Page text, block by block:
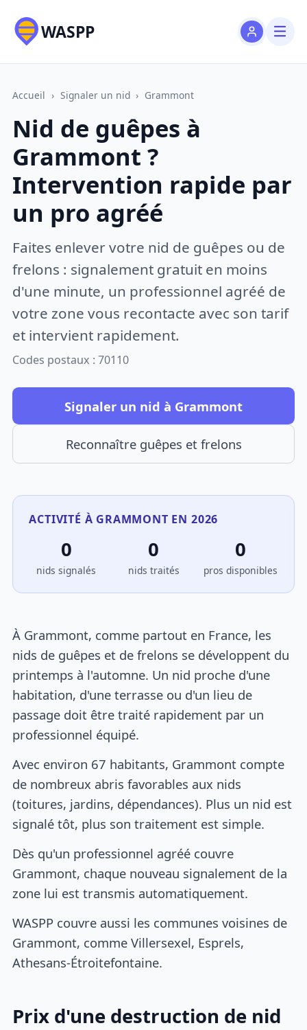
WASPP
Accueil › Signaler un nid › Grammont
Nid de guêpes à
Grammont ?
Intervention rapide par
un pro agréé
Faites enlever votre nid de guêpes ou de
frelons : signalement gratuit en moins
d'une minute, un professionnel agréé de
votre zone vous recontacte avec son tarif
et intervient rapidement.
Codes postaux : 70110
Signaler un nid à Grammont
Reconnaître guêpes et frelons
ACTIVITÉ À GRAMMONT EN 2026
0
nids signalés
0
nids traités
0
pros disponibles
À Grammont, comme partout en France, les
nids de guêpes et de frelons se développent du
printemps à l'automne. Un nid proche d'une
habitation, d'une terrasse ou d'un lieu de
passage doit être traité rapidement par un
professionnel équipé.
Avec environ 67 habitants, Grammont compte
de nombreux abris favorables aux nids
(toitures, jardins, dépendances). Plus un nid est
signalé tôt, plus son traitement est simple.
Dès qu'un professionnel agréé couvre
Grammont, chaque nouveau signalement de la
zone lui est transmis automatiquement.
WASPP couvre aussi les communes voisines de
Grammont, comme Villersexel, Esprels,
Athesans-Étroitefontaine.
Prix d'une destruction de nid